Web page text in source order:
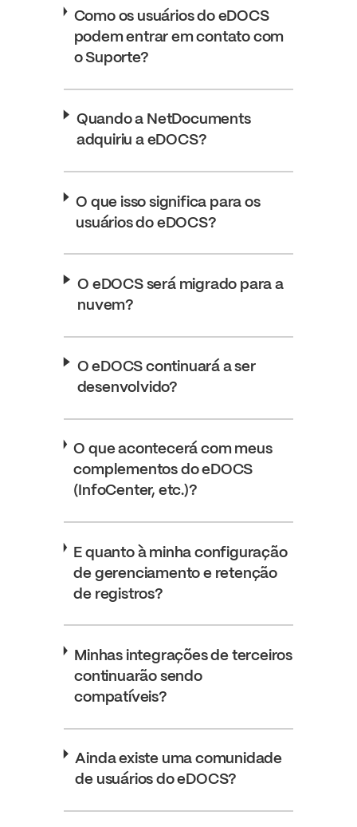
Como os usuários do eDOCS
podem entrar em contato com
o Suporte?
Quando a NetDocuments
adquiriu a eDOCS?
O que isso significa para os
usuários do eDOCS?
O eDOCS será migrado para a
nuvem?
O eDOCS continuará a ser
desenvolvido?
O que acontecerá com meus
complementos do eDOCS
(InfoCenter, etc.)?
E quanto à minha configuração
de gerenciamento e retenção
de registros?
Minhas integrações de terceiros
continuarão sendo
compatíveis?
Ainda existe uma comunidade
de usuários do eDOCS?